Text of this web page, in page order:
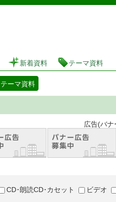
蔵書検索・予約システム
新着資料 テーマ資料
テーマ資料
ナー広告等について
CD･朗読CD･カセット ビデオ